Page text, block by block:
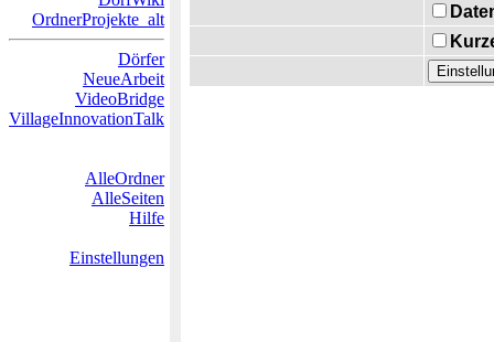
OrdnerProjekte_alt
Dörfer
NeueArbeit
VideoBridge
VillageInnovationTalk
AlleOrdner
AlleSeiten
Hilfe
Einstellungen